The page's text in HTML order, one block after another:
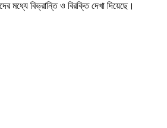
মধ্যে বিভ্রান্তি ও বিরক্তি দেখা দিয়েছে।